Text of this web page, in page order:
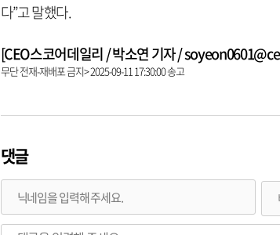
다”고 말했다.
[CEO스코어데일리 / 박소연 기자 /
무단 전재-재배포 금지> 2025-09-11 17:30:00 송고
댓글